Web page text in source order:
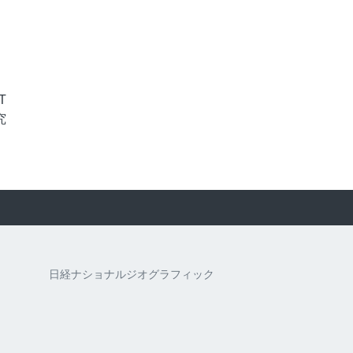
日経ナショナルジオグラフィック